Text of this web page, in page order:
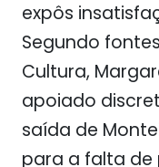
expôs
Segundo
Cultura,
apoiado
saída de
para a falta de